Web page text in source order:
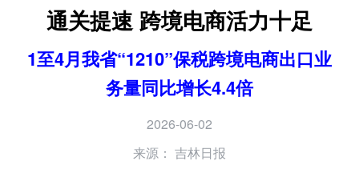
通关提速 跨境电商活力十足
1至4月我省“1210”保税跨境电商出口业
务量同比增长4.4倍
2026-06-02
来源： 吉林日报